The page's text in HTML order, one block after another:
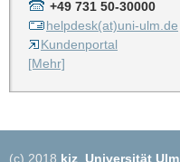
+49 731 50-30000
helpdesk(at)uni-ulm.de
Kundenportal
[Mehr]
(c) 2018 kiz Universität Ulm